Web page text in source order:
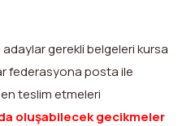
gerekli belgeleri kursa
federasyona posta ile
teslim etmeleri
oluşabilecek gecikmeler